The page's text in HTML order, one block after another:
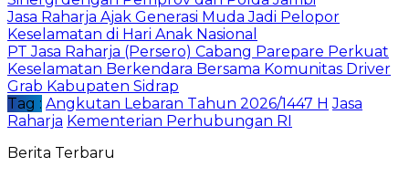
Jasa Raharja Ajak Generasi Muda Jadi Pelopor
Keselamatan di Hari Anak Nasional
PT Jasa Raharja (Persero) Cabang Parepare Perkuat
Keselamatan Berkendara Bersama Komunitas Driver
Grab Kabupaten Sidrap
Tag : Angkutan Lebaran Tahun 2026/1447 H Jasa
Raharja Kementerian Perhubungan RI
Berita Terbaru